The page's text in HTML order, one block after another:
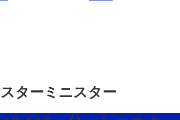
ターミニスター